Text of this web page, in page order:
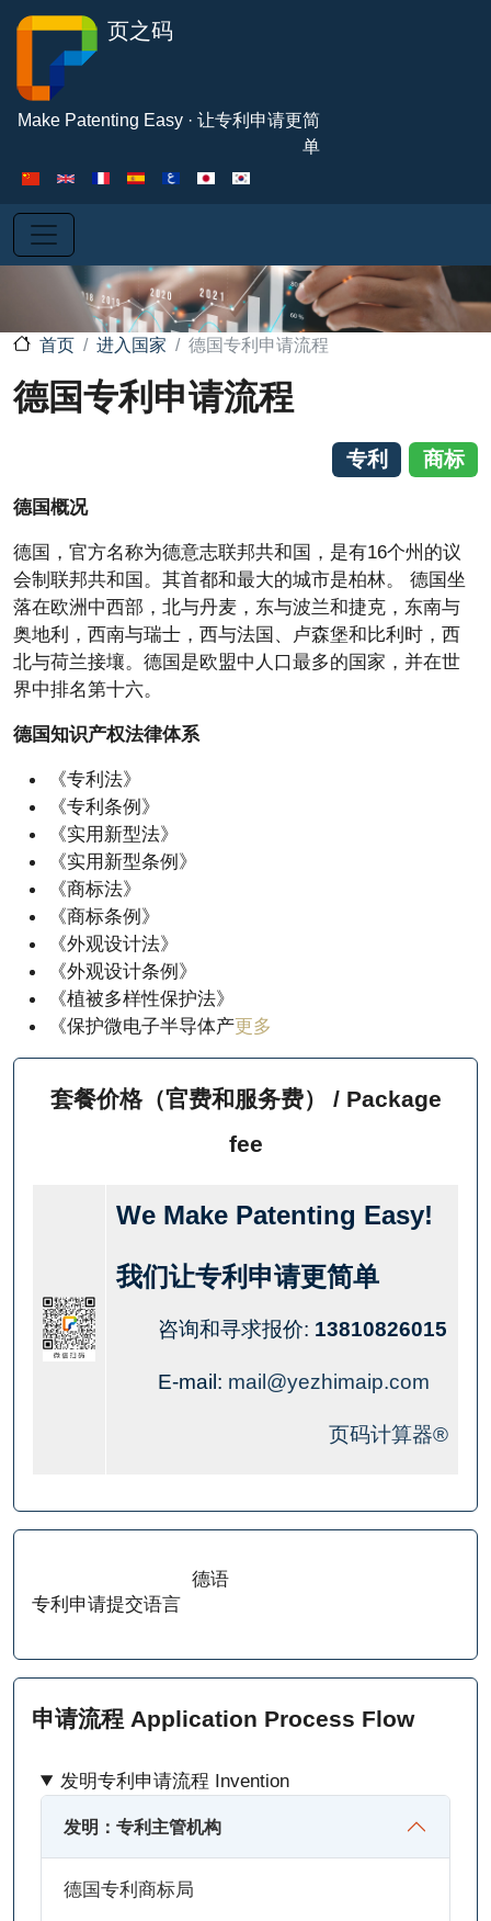
页之码
Make Patenting Easy · 让专利申请更简
单
首页 进入国家 德国专利申请流程
德国专利申请流程
专利 商标
德国概况
德国，官方名称为德意志联邦共和国，是有16个州的议
会制联邦共和国。其首都和最大的城市是柏林。 德国坐
落在欧洲中西部，北与丹麦，东与波兰和捷克，东南与
奥地利，西南与瑞士，西与法国、卢森堡和比利时，西
北与荷兰接壤。德国是欧盟中人口最多的国家，并在世
界中排名第十六。
德国知识产权法律体系
《专利法》
《专利条例》
《实用新型法》
《实用新型条例》
《商标法》
《商标条例》
《外观设计法》
《外观设计条例》
《植被多样性保护法》
《保护微电子半导体产更多
套餐价格（官费和服务费） / Package
fee
We Make Patenting Easy!
我们让专利申请更简单
咨询和寻求报价: 13810826015
E-mail: mail@yezhimaip.com
页码计算器®
专利申请提交语言
德语
申请流程 Application Process Flow
发明专利申请流程 Invention
发明：专利主管机构
德国专利商标局